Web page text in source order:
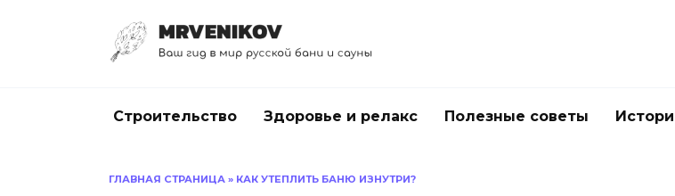
Строительство Здоровье и релакс Полезные советы
ГЛАВНАЯ СТРАНИЦА » КАК УТЕПЛИТЬ БАНЮ ИЗНУТРИ?